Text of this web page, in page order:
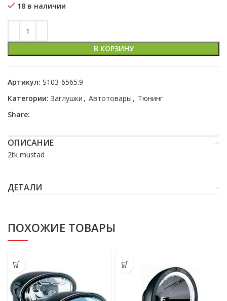
18 в наличии
В КОРЗИНУ
Артикул: S103-6565.9
Категории: Заглушки , Автотовары , Тюнинг
Share:
ОПИСАНИЕ
2tk mustad
ДЕТАЛИ
ПОХОЖИЕ ТОВАРЫ